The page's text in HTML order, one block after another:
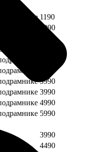
1190
1990
3990
3990
4990
5990
3990
4490